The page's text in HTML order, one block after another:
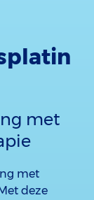
met
met
deze